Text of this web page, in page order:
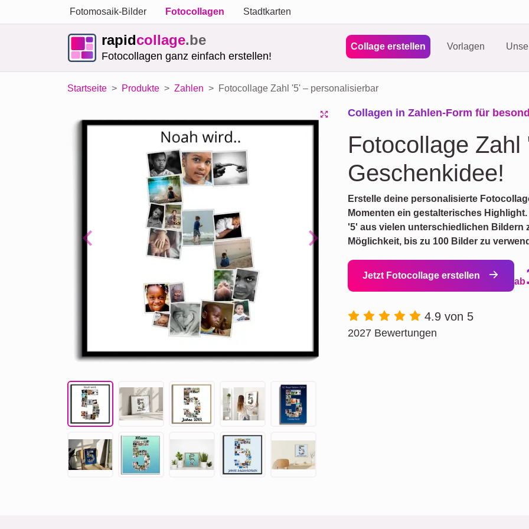
Fotomosaik-Bilder Fotocollagen Stadtkarten
rapidcollage.be
Fotocollagen ganz einfach erstellen!
Collage erstellen Vorlagen
Startseite Produkte Zahlen Fotocollage Zahl '5' – personalisierbar
Previous Next
Collagen in Zahlen-Form für
Fotocollage
Geschenkidee!
Erstelle deine personalisierte
Momenten ein gestalterisches
'5' aus vielen unterschiedlichen Bildern
Möglichkeit, bis zu 100 Bilder zu
Jetzt Fotocollage erstellen
ab
4.9 von 5
2027 Bewertungen